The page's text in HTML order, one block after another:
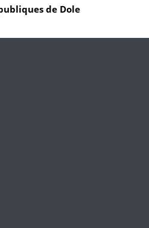
de Dole